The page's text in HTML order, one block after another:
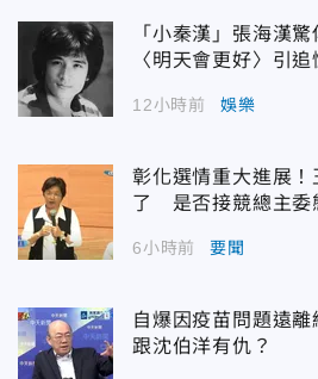
「小秦漢」張海漢
〈明天會更好〉引追
12小時前 娛樂
彰化選情重大進展
了 是否接競總主委
6小時前 要聞
自爆因疫苗問題遠
跟沈伯洋有仇？